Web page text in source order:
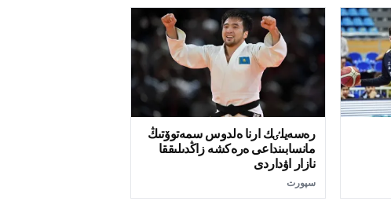
رەسەيلٸك ارنا ەلدوس سمەتوۆتىڭ
مانسابىنداعى ەرەكشە زاڭدىلىققا
نازار اۋداردى
سپورت